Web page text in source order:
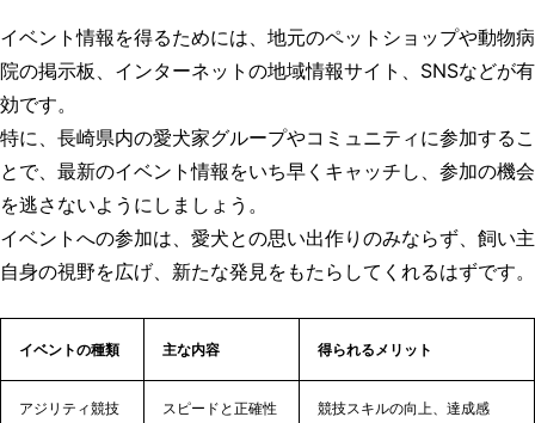
イベント情報を得るためには、地元のペットショップや動物病
院の掲示板、インターネットの地域情報サイト、SNSなどが有
効です。
特に、長崎県内の愛犬家グループやコミュニティに参加するこ
とで、最新のイベント情報をいち早くキャッチし、参加の機会
を逃さないようにしましょう。
イベントへの参加は、愛犬との思い出作りのみならず、飼い主
自身の視野を広げ、新たな発見をもたらしてくれるはずです。
イベントの種類 主な内容 得られるメリット
アジリティ競技
スピードと正確性
競技スキルの向上、達成感